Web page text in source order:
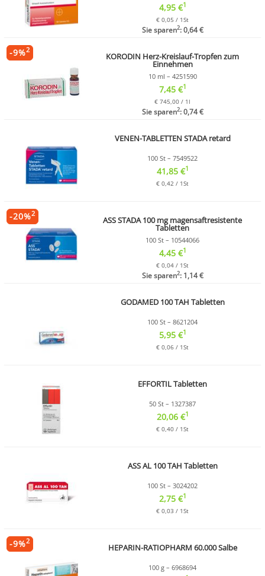
4,95 €1
€ 0,05 / 1St
Sie sparen2: 0,64 €
KORODIN Herz-Kreislauf-Tropfen zum
Einnehmen
10 ml – 4251590
7,45 €1
€ 745,00 / 1l
Sie sparen2: 0,74 €
-9%2
VENEN-TABLETTEN STADA retard
100 St – 7549522
41,85 €1
€ 0,42 / 1St
ASS STADA 100 mg magensaftresistente
Tabletten
100 St – 10544066
4,45 €1
€ 0,04 / 1St
Sie sparen2: 1,14 €
-20%2
GODAMED 100 TAH Tabletten
100 St – 8621204
5,95 €1
€ 0,06 / 1St
EFFORTIL Tabletten
50 St – 1327387
20,06 €1
€ 0,40 / 1St
ASS AL 100 TAH Tabletten
100 St – 3024202
2,75 €1
€ 0,03 / 1St
HEPARIN-RATIOPHARM 60.000 Salbe
100 g – 6968694
-9%2